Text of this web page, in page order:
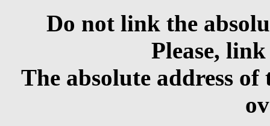
Do not link the
Please,
The absolute address